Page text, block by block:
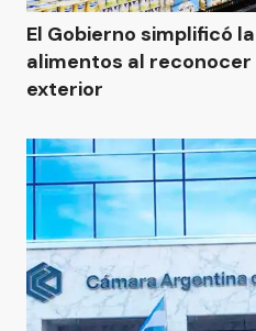
El Gobierno simplificó
alimentos al
exterior